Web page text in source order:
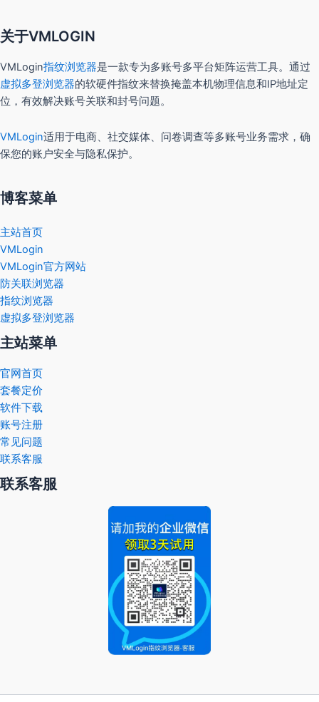
关于VMLOGIN
VMLogin指纹浏览器是一款专为多账号多平台矩阵运营工具。通过
虚拟多登浏览器的软硬件指纹来替换掩盖本机物理信息和IP地址定
位，有效解决账号关联和封号问题。
VMLogin适用于电商、社交媒体、问卷调查等多账号业务需求，确
保您的账户安全与隐私保护。
博客菜单
主站首页
VMLogin
VMLogin官方网站
防关联浏览器
指纹浏览器
虚拟多登浏览器
主站菜单
官网首页
套餐定价
软件下载
账号注册
常见问题
联系客服
联系客服